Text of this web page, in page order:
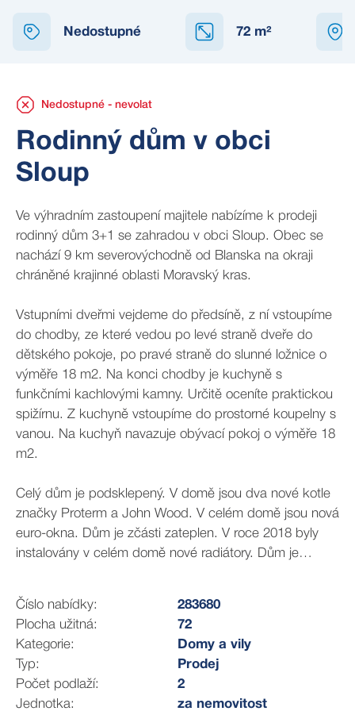
Nedostupné 72 m²
Nedostupné - nevolat
Rodinný dům v obci
Sloup
Ve výhradním zastoupení majitele nabízíme k prodeji
rodinný dům 3+1 se zahradou v obci Sloup. Obec se
nachází 9 km severovýchodně od Blanska na okraji
chráněné krajinné oblasti Moravský kras.
Vstupními dveřmi vejdeme do předsíně, z ní vstoupíme
do chodby, ze které vedou po levé straně dveře do
dětského pokoje, po pravé straně do slunné ložnice o
výměře 18 m2. Na konci chodby je kuchyně s
funkčními kachlovými kamny. Určitě oceníte praktickou
spižírnu. Z kuchyně vstoupíme do prostorné koupelny s
vanou. Na kuchyň navazuje obývací pokoj o výměře 18
m2.
Celý dům je podsklepený. V domě jsou dva nové kotle
značky Proterm a John Wood. V celém domě jsou nová
euro-okna. Dům je zčásti zateplen. V roce 2018 byly
instalovány v celém domě nové radiátory. Dům je
Teplo v domě lze ovládat na dálku.
Je zde možnost půdní vestavby, rozvody jsou již
hotové.
K domu náleží prostorná zahrada s posezením a grilem.
V zahradě jsou plodící ovocné stromy. V létě zajisté
Číslo nabídky:
283680
Plocha užitná:
72
Kategorie:
Domy a vily
Typ:
Prodej
Počet podlaží:
2
Jednotka:
za nemovitost